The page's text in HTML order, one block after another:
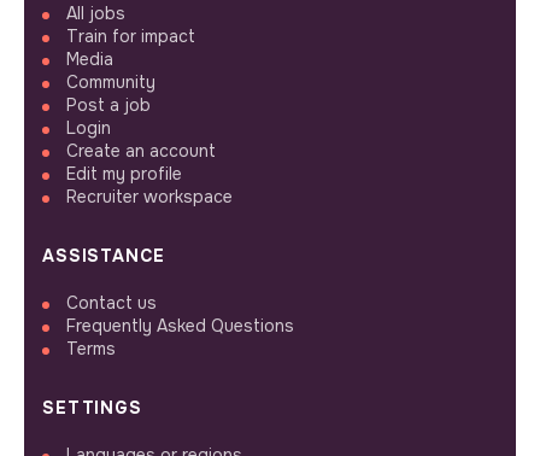
All jobs
Train for impact
Media
Community
Post a job
Login
Create an account
Edit my profile
Recruiter workspace
ASSISTANCE
Contact us
Frequently Asked Questions
Terms
SETTINGS